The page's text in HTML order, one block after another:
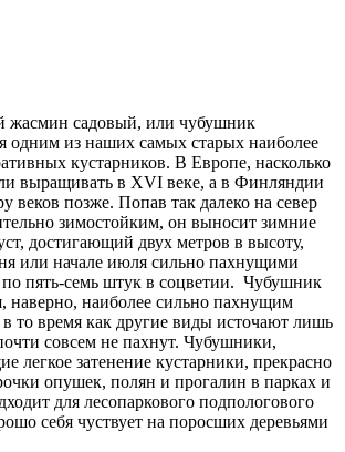
жасмин садовый, или чубушник
одним из наших самых старых наиболее
кустарников. В Европе, насколько
выращивать в XVI веке, а в Финляндии
веков позже. Попав так далеко на север
зимостойким, он выносит зимние
достигающий двух метров в высоту,
или начале июля сильно пахнущими
пять-семь штук в соцветии. Чубушник
наверно, наиболее сильно пахнущим
то время как другие виды источают лишь
совсем не пахнут. Чубушники,
легкое затенение кустарники, прекрасно
опушек, полян и прогалин в парках и
для лесопаркового подпологового
себя чуствует на поросших деревьями